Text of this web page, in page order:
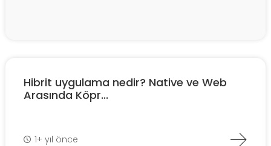
Hibrit uygulama nedir? Native ve Web
Arasında Köpr...
1+ yıl önce